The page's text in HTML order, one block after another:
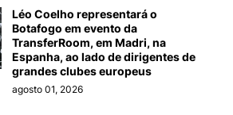
Léo Coelho representará o
Botafogo em evento da
TransferRoom, em Madri, na
Espanha, ao lado de dirigentes de
grandes clubes europeus
agosto 01, 2026